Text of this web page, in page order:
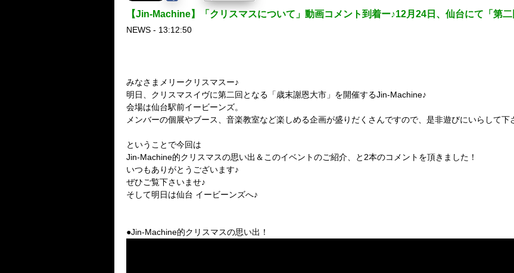
【Jin-Machine】「クリスマスについて」動画コメント到着ー♪12月24日、仙台にて「第二
NEWS - 13:12:50
みなさまメリークリスマスー♪
明日、クリスマスイヴに第二回となる「歳末謝恩大市」を開催するJin-Machine♪
会場は仙台駅前イービーンズ。
メンバーの個展やブース、音楽教室など楽しめる企画が盛りだくさんですので、是非遊びにいらして下
ということで今回は
Jin-Machine的クリスマスの思い出＆このイベントのご紹介、と2本のコメントを頂きました！
いつもありがとうございます♪
ぜひご覧下さいませ♪
そして明日は仙台 イービーンズへ♪
●Jin-Machine的クリスマスの思い出！